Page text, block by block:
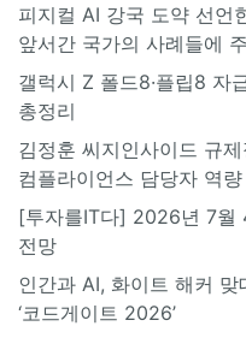
피지컬 AI 강국 도약 선언
앞서간 국가의 사례들에
갤럭시 Z 폴드8·플립8 자
총정리
김정훈 씨지인사이드 규
컴플라이언스 담당자 역
[투자를IT다] 2026년 7월
전망
인간과 AI, 화이트 해커
‘코드게이트 2026’